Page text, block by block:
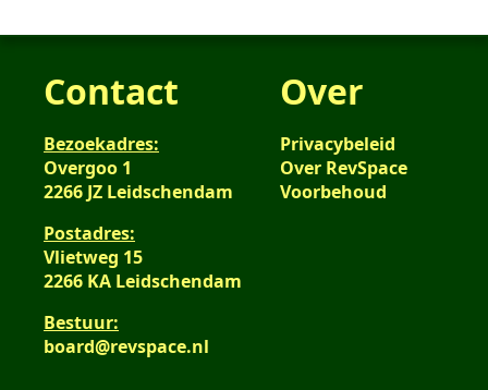
Contact
Bezoekadres:
Overgoo 1
2266 JZ Leidschendam
Postadres:
Vlietweg 15
2266 KA Leidschendam
Bestuur:
board@revspace.nl
Over
Privacybeleid
Over RevSpace
Voorbehoud